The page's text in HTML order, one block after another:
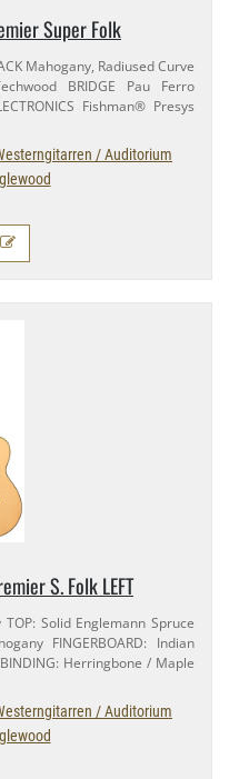
Super Folk
Mahogany, Radiused Curve
BRIDGE Pau Ferro
Fishman® Presys
/ Auditorium
S. Folk LEFT
Solid Englemann Spruce
FINGERBOARD: Indian
Herringbone / Maple
/ Auditorium